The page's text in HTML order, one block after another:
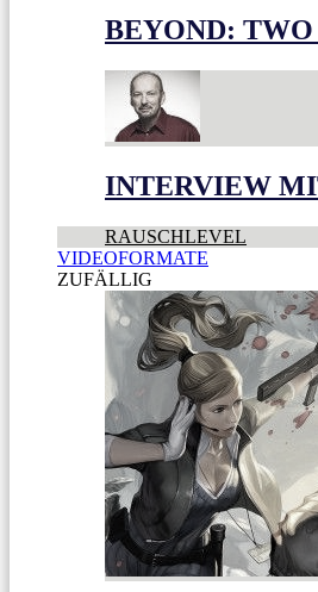
BEYOND:
INTERVIEW
RAUSCHLEVEL
VIDEOFORMATE
ZUFÄLLIG